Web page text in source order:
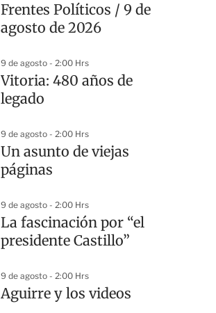
Frentes Políticos / 9 de
agosto de 2026
9 de agosto - 2:00 Hrs
Vitoria: 480 años de
legado
9 de agosto - 2:00 Hrs
Un asunto de viejas
páginas
9 de agosto - 2:00 Hrs
La fascinación por “el
presidente Castillo”
9 de agosto - 2:00 Hrs
Aguirre y los videos